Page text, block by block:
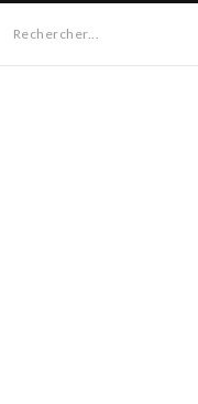
Rechercher...